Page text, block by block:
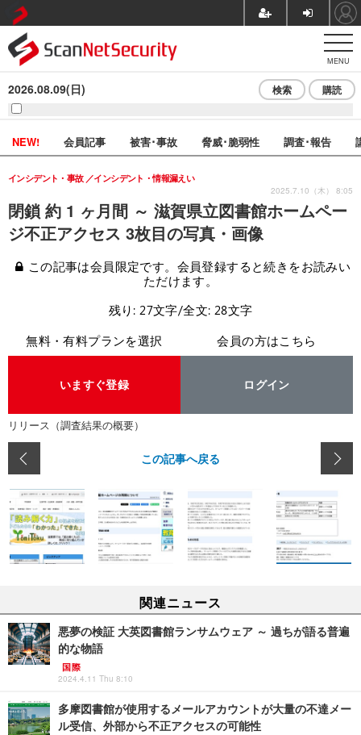
MENU
2026.08.09(日) 検索 購読
NEW! 会員記事 被害･事故 脅威･脆弱性 調査･報告
閉鎖 約 1 ヶ月間 ～ 滋賀県立図書館ホームペー
ジ不正アクセス 3枚目の写真・画像
インシデント・事故 インシデント・情報漏えい
2025.7.10（木） 8:05
この記事は会員限定です。会員登録すると続きをお読みい
ただけます。
残り: 27文字/全文: 28文字
無料・有料プランを選択
いますぐ登録
会員の方はこちら
ログイン
リリース（調査結果の概要）
この記事へ戻る
関連ニュース
悪夢の検証 大英図書館ランサムウェア ～ 過ちが語る普遍
的な物語
国際
2024.4.11 Thu 8:10
多摩図書館が使用するメールアカウントが大量の不達メー
ル受信、外部から不正アクセスの可能性